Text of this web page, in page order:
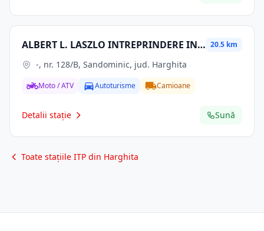
ALBERT L. LASZLO INTREPRINDERE INDIVIDUALA 20.5 km
-, nr. 128/B, Sandominic, jud. Harghita
Moto / ATV Autoturisme Camioane
Detalii stație Sună
Toate stațiile ITP din Harghita